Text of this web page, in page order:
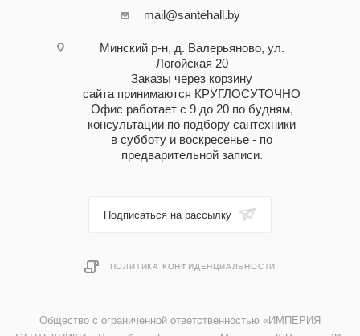
mail@santehall.by
Минский р-н, д. Валерьяново, ул.
Логойская 20
Заказы через корзину
сайта принимаются КРУГЛОСУТОЧНО
Офис работает с 9 до 20 по будням,
консультации по подбору сантехники
в субботу и воскресенье - по
предварительной записи.
Подписаться на рассылку
ПОЛИТИКА КОНФИДЕНЦИАЛЬНОСТИ
Общество с ограниченной ответственностью «ИМПЕРИЯ